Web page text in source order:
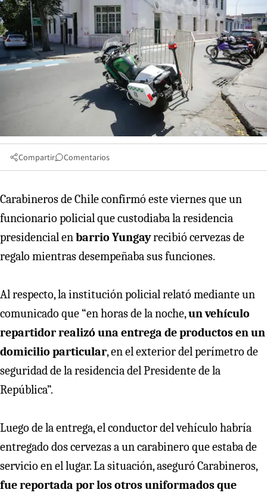
Compartir Comentarios
Carabineros de Chile confirmó este viernes que un
funcionario policial que custodiaba la residencia
presidencial enbarrio Yungayrecibió cervezas de
regalo mientras desempeñaba sus funciones.
Al respecto, la institución policial relató mediante un
comunicado que “en horas de la noche,un vehículo
repartidor realizó una entrega de productos en un
domicilio particular, en el exterior del perímetro de
seguridad de la residencia del Presidente de la
República”.
Luego de la entrega, el conductor del vehículo habría
entregado dos cervezas a un carabinero que estaba de
servicio en el lugar. La situación, aseguró Carabineros,
fue reportada por los otros uniformados que